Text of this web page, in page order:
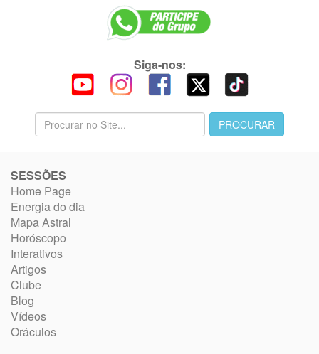
Siga-nos:
SESSÕES
Home Page
Energia do dia
Mapa Astral
Horóscopo
Interativos
Artigos
Clube
Blog
Vídeos
Oráculos